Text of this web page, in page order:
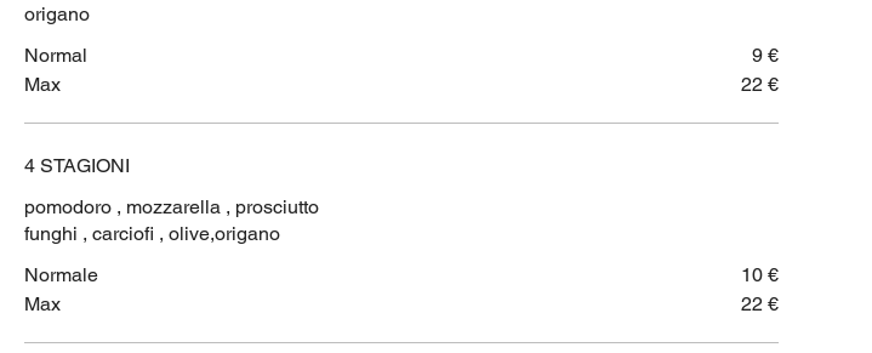
origano
Normal
9 €
Max
22 €
4 STAGIONI
pomodoro , mozzarella , prosciutto
funghi , carciofi , olive,origano
Normale
10 €
Max
22 €